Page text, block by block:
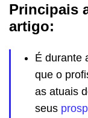
Principais
artigo:
É durante
que o
as atuais
seus